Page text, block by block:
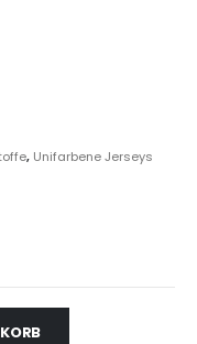
, Unifarbene Jerseys